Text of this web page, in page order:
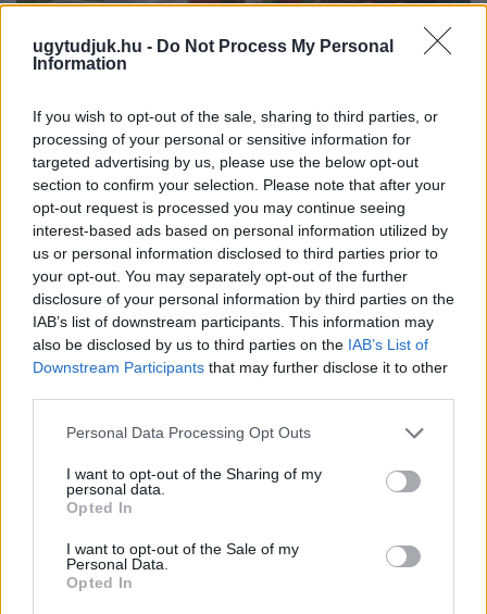
ugytudjuk.hu - Do Not Process My Personal
Information
If you wish to opt-out of the sale, sharing to third parties, or
processing of your personal or sensitive information for
targeted advertising by us, please use the below opt-out
section to confirm your selection. Please note that after your
opt-out request is processed you may continue seeing
interest-based ads based on personal information utilized by
us or personal information disclosed to third parties prior to
your opt-out. You may separately opt-out of the further
disclosure of your personal information by third parties on the
IAB’s list of downstream participants. This information may
also be disclosed by us to third parties on the IAB’s List of
Downstream Participants that may further disclose it to other
Please note that this website/app uses one or more Google
not limited to your visit or usage behaviour. You may click to
grant or deny consent to Google and its third-party tags to
use your data for below specified purposes in below Google
consent section.
Personal Data Processing Opt Outs
I want to opt-out of the Sharing of my
personal data.
Opted In
I want to opt-out of the Sale of my
Personal Data.
Opted In
PIKNIK ITALOK: ÍZEK ÉS ÉLMÉNYEK A SZABADBAN
Ahogy tavaszodik és a nap egyre tovább marad velünk, sokaknak
támad kedve kirándulni a természetbe.
Szólj hozzá!